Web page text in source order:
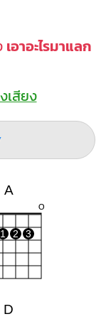
เอาอะไรมาแลก
สียง
A
O
1 2 3
D